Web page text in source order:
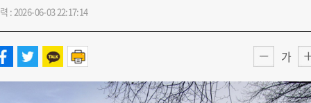
: 2026-06-03 22:17:14
가